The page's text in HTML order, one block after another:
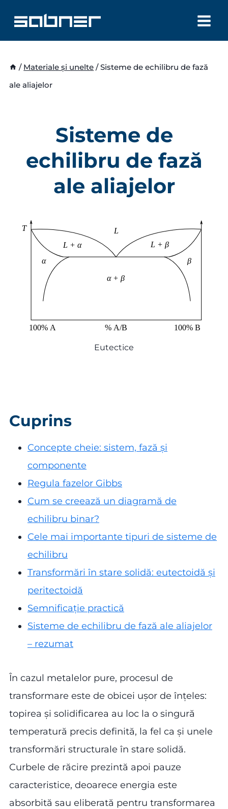
content
/ Materiale și unelte / Sisteme de echilibru de fază
ale aliajelor
Sisteme de
echilibru de fază
ale aliajelor
Eutectice
Cuprins
Concepte cheie: sistem, fază și
componente
Regula fazelor Gibbs
Cum se creează un diagramă de
echilibru binar?
Cele mai importante tipuri de sisteme de
echilibru
Transformări în stare solidă: eutectoidă și
peritectoidă
Semnificație practică
Sisteme de echilibru de fază ale aliajelor
– rezumat
În cazul metalelor pure, procesul de
transformare este de obicei ușor de înțeles:
topirea și solidificarea au loc la o singură
temperatură precis definită, la fel ca și unele
transformări structurale în stare solidă.
Curbele de răcire prezintă apoi pauze
caracteristice, deoarece energia este
absorbită sau eliberată pentru transformarea